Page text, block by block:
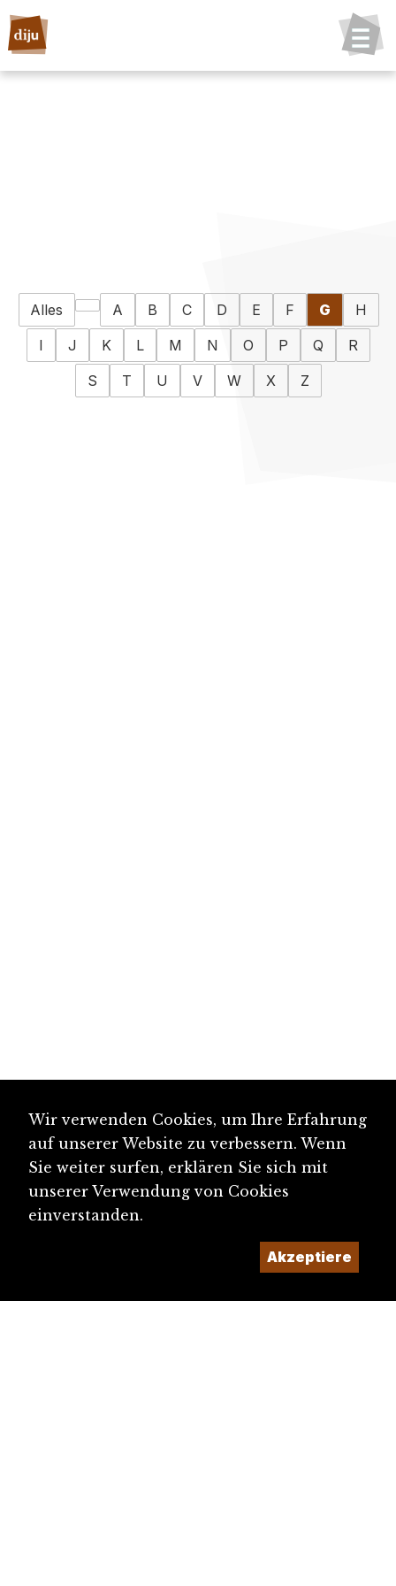
Alles A B C D E F G
H
I
J K L M N O P Q
R
S
T U V W X Z
Wir verwenden Cookies, um Ihre Erfahrung
auf unserer Website zu verbessern. Wenn
Sie weiter surfen, erklären Sie sich mit
unserer Verwendung von Cookies
einverstanden.
Akzeptiere